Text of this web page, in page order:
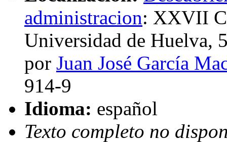
administracion: XXVII
Universidad de Huelva,
por Juan José García
914-9
Idioma: español
Texto completo no